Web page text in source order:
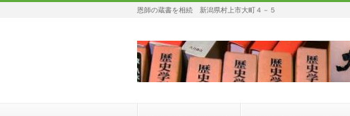
恩師の蔵書を相続 新潟県村上市大町４－５